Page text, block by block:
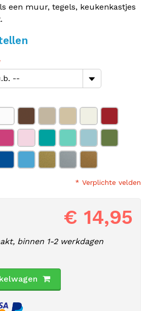
een muur, tegels, keukenkastjes
* Verplichte velden
€ 14,95
binnen 1-2 werkdagen